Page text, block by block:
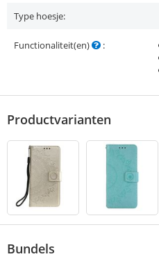
Type hoesje:
Functionaliteit(en) :
Productvarianten
Bundels